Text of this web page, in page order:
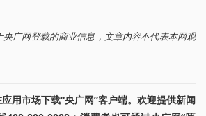
央广网登载的商业信息，文章内容不代表本网观
用市场下载“央广网”客户端。欢迎提供新闻